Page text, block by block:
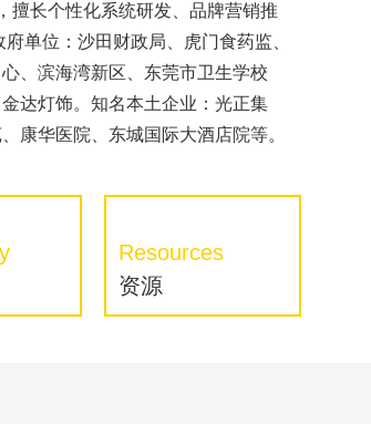
擅长个性化系统研发、品牌营销推
单位：沙田财政局、虎门食药监、
、滨海湾新区、东莞市卫生学校
达灯饰。知名本土企业：光正集
康华医院、东城国际大酒店院等。
Resources
资源